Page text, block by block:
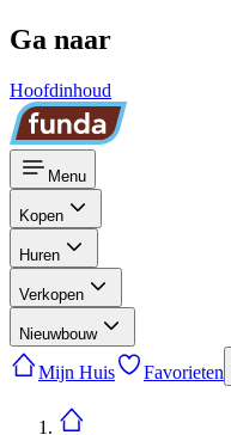
Ga naar
Hoofdinhoud
Menu
Kopen
Huren
Verkopen
Nieuwbouw
Mijn Huis Favorieten